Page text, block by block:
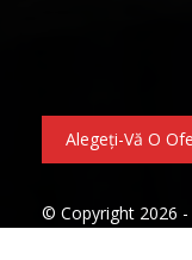
Alegeți-Vă O
© Copyright 2026